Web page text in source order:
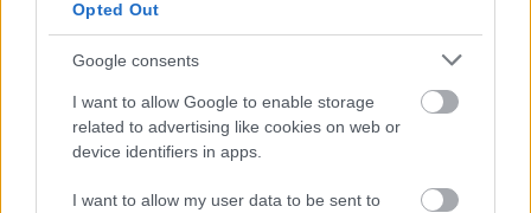
Opted Out
Google consents
I want to allow Google to enable storage
related to advertising like cookies on web or
device identifiers in apps.
I want to allow my user data to be sent to
Αρχηγός Δράσης ή Εκπαίδευσης: Σαλιάρης
Δημήτρης
Υπεύθυνος Ενότητας : Σάρακας Δημήτηρης,